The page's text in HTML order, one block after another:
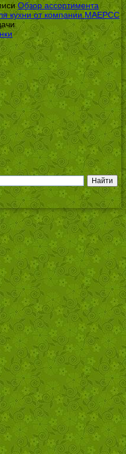
Обзор ассортимента
кухни от компании МАЕРСС